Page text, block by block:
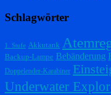
Schlagwörter
1. Stufe Akkutank
Backup-Lampe Bebänderung
Doppelender-Karabiner
Underwater